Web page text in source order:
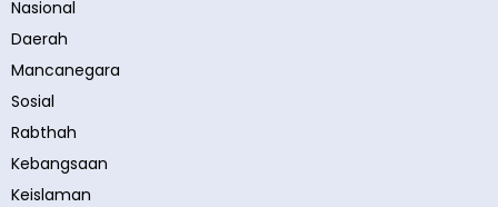
Nasional
Daerah
Mancanegara
Sosial
Rabthah
Kebangsaan
Keislaman